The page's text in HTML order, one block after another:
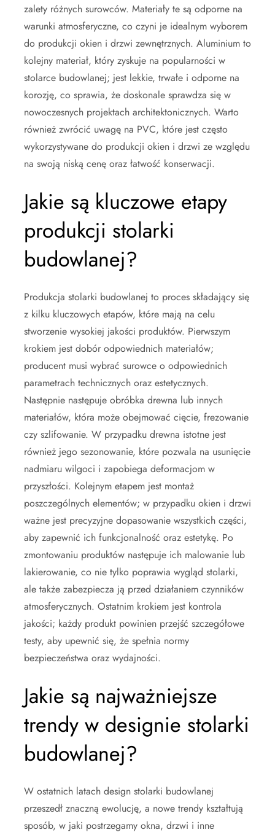
zalety różnych surowców. Materiały te są odporne na
warunki atmosferyczne, co czyni je idealnym wyborem
do produkcji okien i drzwi zewnętrznych. Aluminium to
kolejny materiał, który zyskuje na popularności w
stolarce budowlanej; jest lekkie, trwałe i odporne na
korozję, co sprawia, że doskonale sprawdza się w
nowoczesnych projektach architektonicznych. Warto
również zwrócić uwagę na PVC, które jest często
wykorzystywane do produkcji okien i drzwi ze względu
na swoją niską cenę oraz łatwość konserwacji.
Jakie są kluczowe etapy
produkcji stolarki
budowlanej?
Produkcja stolarki budowlanej to proces składający się
z kilku kluczowych etapów, które mają na celu
stworzenie wysokiej jakości produktów. Pierwszym
krokiem jest dobór odpowiednich materiałów;
producent musi wybrać surowce o odpowiednich
parametrach technicznych oraz estetycznych.
Następnie następuje obróbka drewna lub innych
materiałów, która może obejmować cięcie, frezowanie
czy szlifowanie. W przypadku drewna istotne jest
również jego sezonowanie, które pozwala na usunięcie
nadmiaru wilgoci i zapobiega deformacjom w
przyszłości. Kolejnym etapem jest montaż
poszczególnych elementów; w przypadku okien i drzwi
ważne jest precyzyjne dopasowanie wszystkich części,
aby zapewnić ich funkcjonalność oraz estetykę. Po
zmontowaniu produktów następuje ich malowanie lub
lakierowanie, co nie tylko poprawia wygląd stolarki,
ale także zabezpiecza ją przed działaniem czynników
atmosferycznych. Ostatnim krokiem jest kontrola
jakości; każdy produkt powinien przejść szczegółowe
testy, aby upewnić się, że spełnia normy
bezpieczeństwa oraz wydajności.
Jakie są najważniejsze
trendy w designie stolarki
budowlanej?
W ostatnich latach design stolarki budowlanej
przeszedł znaczną ewolucję, a nowe trendy kształtują
sposób, w jaki postrzegamy okna, drzwi i inne